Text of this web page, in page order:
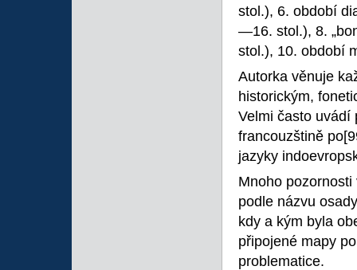
stol.), 6. období
—16. stol.), 8.
stol.), 10. období
Autorka věnuje
historickým,
Velmi často uvádí
francouzštině po
jazyky
Mnoho
podle názvu
kdy a kým byla
připojené mapy
problematice.